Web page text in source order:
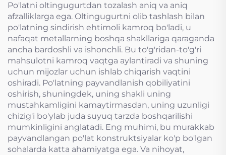
Po'latni oltingugurtdan tozalash aniq va aniq
afzalliklarga ega. Oltingugurtni olib tashlash bilan
po'latning sindirish ehtimoli kamroq bo'ladi, u
nafaqat metallarning boshqa shakllariga qaraganda
ancha bardoshli va ishonchli. Bu to'g'ridan-to'g'ri
mahsulotni kamroq vaqtga aylantiradi va shuning
uchun mijozlar uchun ishlab chiqarish vaqtini
oshiradi. Po'latning payvandlanish qobiliyatini
oshirish, shuningdek, uning shakli uning
mustahkamligini kamaytirmasdan, uning uzunligi
chizig'i bo'ylab juda suyuq tarzda boshqarilishi
mumkinligini anglatadi. Eng muhimi, bu murakkab
payvandlangan po'lat konstruktsiyalar ko'p bo'lgan
sohalarda katta ahamiyatga ega. Va nihoyat,